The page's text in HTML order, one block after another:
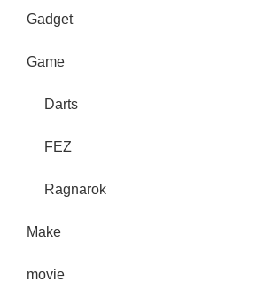
Gadget
Game
Darts
FEZ
Ragnarok
Make
movie